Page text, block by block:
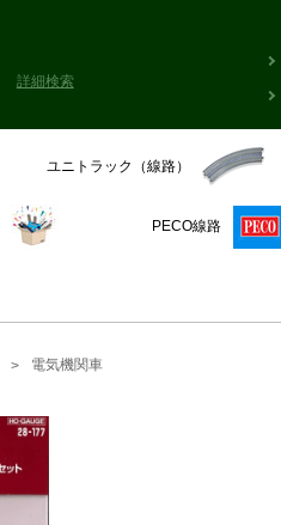
詳細検索
ユニトラック（線路）
PECO線路
電気機関車